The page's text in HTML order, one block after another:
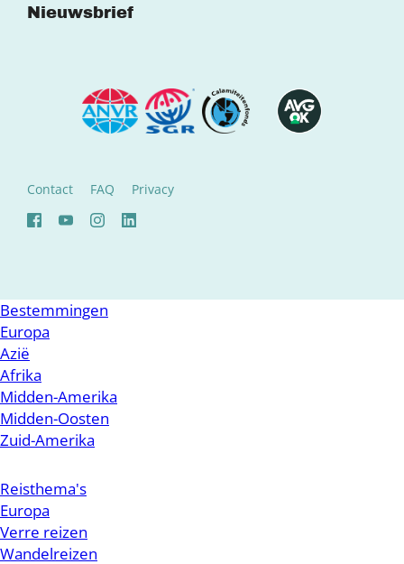
Nieuwsbrief
Contact FAQ Privacy
Bestemmingen
Europa
Azië
Afrika
Midden-Amerika
Midden-Oosten
Zuid-Amerika
Reisthema's
Europa
Verre reizen
Wandelreizen